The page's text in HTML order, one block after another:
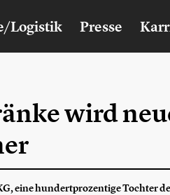
Logistik Presse
wird
eine hundertprozentige Tochter